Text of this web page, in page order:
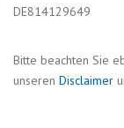
DE814129649
Bitte beachten Sie
unseren Disclaimer